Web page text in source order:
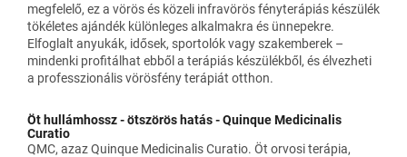
megfelelő, ez a vörös és közeli infravörös fényterápiás készülék
tökéletes ajándék különleges alkalmakra és ünnepekre.
Elfoglalt anyukák, idősek, sportolók vagy szakemberek –
mindenki profitálhat ebből a terápiás készülékből, és élvezheti
a professzionális vörösfény terápiát otthon.
Öt hullámhossz - ötszörös hatás - Quinque Medicinalis
Curatio
QMC, azaz Quinque Medicinalis Curatio. Öt orvosi terápia,